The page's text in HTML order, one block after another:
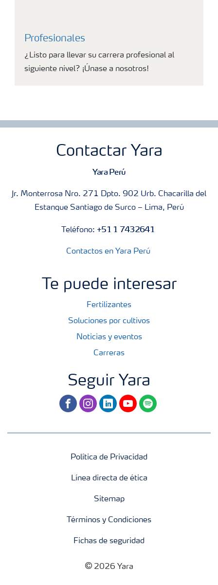
Profesionales
¿Listo para llevar su carrera profesional al
siguiente nivel? ¡Únase a nosotros!
Contactar Yara
Yara Perú
Jr. Monterrosa Nro. 271 Dpto. 902 Urb. Chacarilla del
Estanque Santiago de Surco – Lima, Perú
Teléfono:+51 1 7432641
Contactos en Yara Perú
Te puede interesar
Fertilizantes
Soluciones por cultivos
Noticias y eventos
Carreras
Seguir Yara
facebookinstagram
linkedinyoutubespotify
Política de Privacidad
Línea directa de ética
Sitemap
Términos y Condiciones
Fichas de seguridad
2026 Yara